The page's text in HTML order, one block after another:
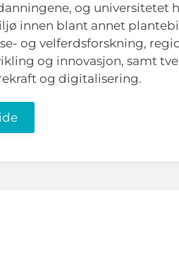
og universitetet
innen blant annet
og velferdsforskning,
og innovasjon, samt
og digitalisering.